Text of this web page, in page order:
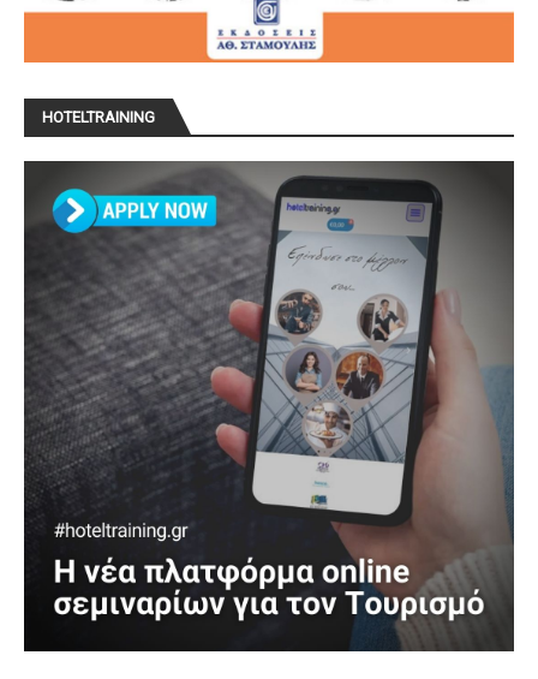
HOTELTRAINING